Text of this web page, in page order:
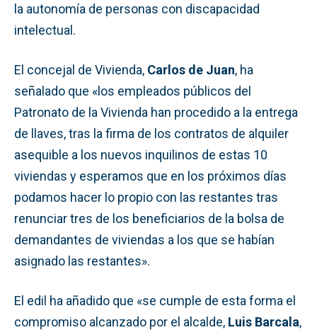
la autonomía de personas con discapacidad
intelectual.
El concejal de Vivienda, Carlos de Juan, ha
señalado que «los empleados públicos del
Patronato de la Vivienda han procedido a la entrega
de llaves, tras la firma de los contratos de alquiler
asequible a los nuevos inquilinos de estas 10
viviendas y esperamos que en los próximos días
podamos hacer lo propio con las restantes tras
renunciar tres de los beneficiarios de la bolsa de
demandantes de viviendas a los que se habían
asignado las restantes».
El edil ha añadido que «se cumple de esta forma el
compromiso alcanzado por el alcalde, Luis Barcala,